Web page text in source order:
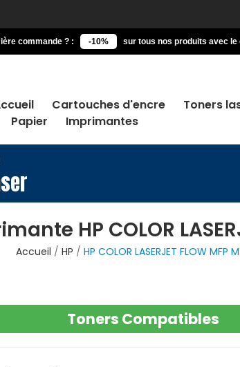
commande ? : -10% sur tous nos produits avec le
Cartouches d'encre
Toners
Papier
Imprimantes
HP COLOR
Accueil HP
HP COLOR LASERJET FLOW MFP
Toners Compatibles